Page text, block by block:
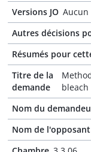
Versions JO Aucun
Autres décisions
Résumés pour
Titre de la
demande
Nom du
Nom de l'opposant